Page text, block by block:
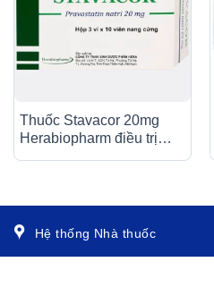
Thuốc Stavacor 20mg
Herabiopharm điều trị
tăng cholesterol máu (3 vỉ
Hệ thống Nhà thuốc